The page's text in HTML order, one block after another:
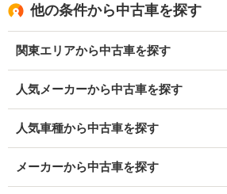
他の条件から中古車を探す
関東エリアから中古車を探す
人気メーカーから中古車を探す
人気車種から中古車を探す
メーカーから中古車を探す